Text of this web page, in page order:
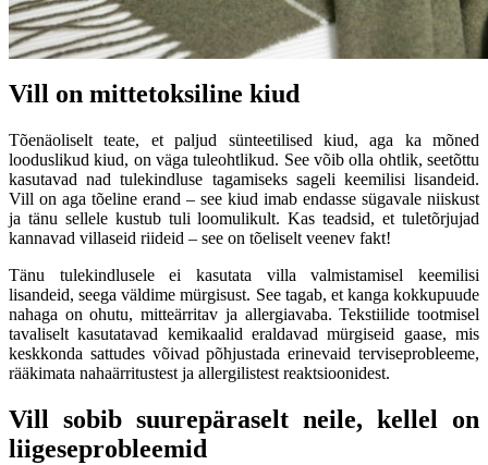
Vill on mittetoksiline kiud
Tõenäoliselt teate, et paljud sünteetilised kiud, aga ka mõned
looduslikud kiud, on väga tuleohtlikud. See võib olla ohtlik, seetõttu
kasutavad nad tulekindluse tagamiseks sageli keemilisi lisandeid.
Vill on aga tõeline erand – see kiud imab endasse sügavale niiskust
ja tänu sellele kustub tuli loomulikult. Kas teadsid, et tuletõrjujad
kannavad villaseid riideid – see on tõeliselt veenev fakt!
Tänu tulekindlusele ei kasutata villa valmistamisel keemilisi
lisandeid, seega väldime mürgisust. See tagab, et kanga kokkupuude
nahaga on ohutu, mitteärritav ja allergiavaba. Tekstiilide tootmisel
tavaliselt kasutatavad kemikaalid eraldavad mürgiseid gaase, mis
keskkonda sattudes võivad põhjustada erinevaid terviseprobleeme,
rääkimata nahaärritustest ja allergilistest reaktsioonidest.
Vill sobib suurepäraselt neile, kellel on
liigeseprobleemid